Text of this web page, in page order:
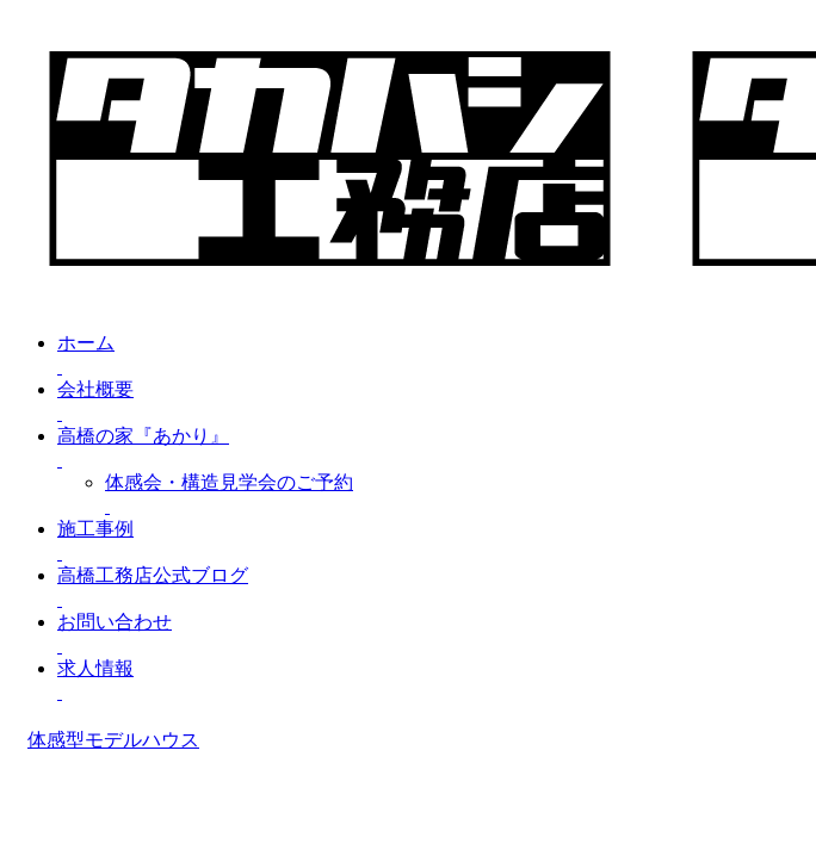
ホーム
会社概要
高橋の家『あかり』
体感会・構造見学会のご予約
施工事例
高橋工務店公式ブログ
お問い合わせ
求人情報
体感型モデルハウス